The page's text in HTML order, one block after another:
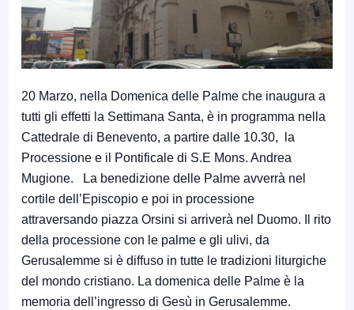
20 Marzo, nella Domenica delle Palme che inaugura a
tutti gli effetti la Settimana Santa, è in programma nella
Cattedrale di Benevento, a partire dalle 10.30, la
Processione e il Pontificale di S.E Mons. Andrea
Mugione. La benedizione delle Palme avverrà nel
cortile dell’Episcopio e poi in processione
attraversando piazza Orsini si arriverà nel Duomo. Il rito
della processione con le palme e gli ulivi, da
Gerusalemme si è diffuso in tutte le tradizioni liturgiche
del mondo cristiano. La domenica delle Palme è la
memoria dell’ingresso di Gesù in Gerusalemme.